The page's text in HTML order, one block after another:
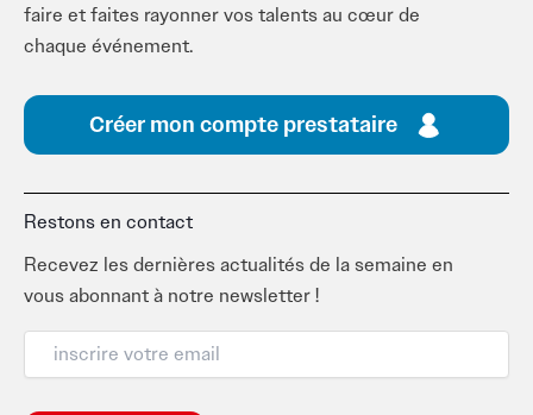
faire et faites rayonner vos talents au cœur de
chaque événement.
Créer mon compte prestataire
Restons en contact
Recevez les dernières actualités de la semaine en
vous abonnant à notre newsletter !